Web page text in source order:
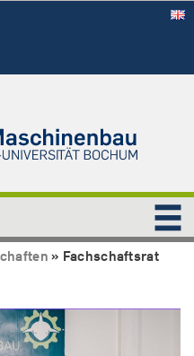
» Fachschaftsrat